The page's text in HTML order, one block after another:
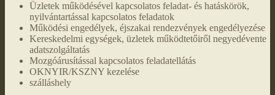
Üzletek működésével kapcsolatos feladat- és hatáskörök,
nyilvántartással kapcsolatos feladatok
Működési engedélyek, éjszakai rendezvények engedélyezése
Kereskedelmi egységek, üzletek működtetőiről negyedévente
adatszolgáltatás
Mozgóárusítással kapcsolatos feladatellátás
OKNYIR/KSZNY kezelése
szálláshely